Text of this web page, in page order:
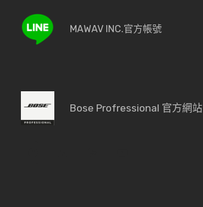
MAWAV INC.官方帳號
Bose Profressional 官方網站